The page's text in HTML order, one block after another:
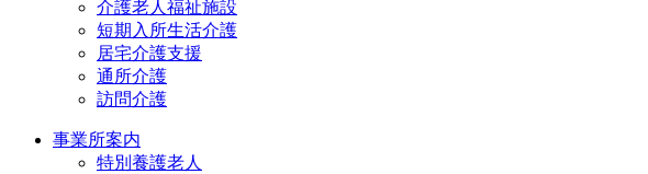
介護老人福祉施設
短期入所生活介護
居宅介護支援
通所介護
訪問介護
事業所案内
特別養護老人